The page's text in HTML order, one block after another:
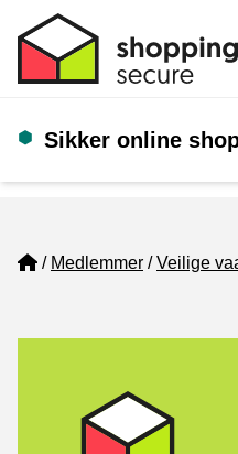
Sikker online
Home
Medlemmer Veilige